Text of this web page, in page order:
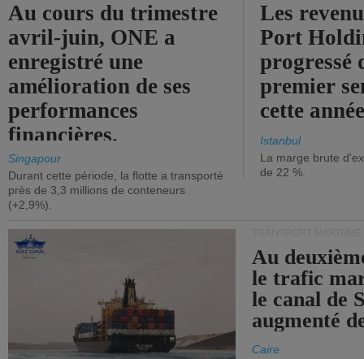
Au cours du trimestre
avril-juin, ONE a
enregistré une
amélioration de ses
performances
financières.
Singapour
Durant cette période, la flotte a transporté
près de 3,3 millions de conteneurs
(+2,9%).
Les
Port
progressé
premier
cette
Istanbul
La marge brute
de 22 %.
Au
le trafic
le canal de
augmenté
Caire